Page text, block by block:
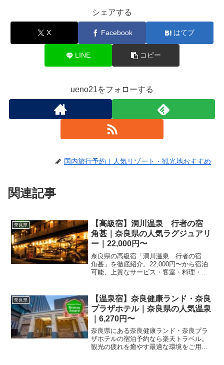
シェアする
X Facebook はてブ
LINE コピー
ueno21をフォローする
国内旅行予約｜人気リゾート・観光地おすすめ
関連記事
奈良県
【高級宿】洞川温泉 行者の宿
角甚｜奈良県の人気ラグジュアリ
ー｜22,000円〜
奈良県の高級宿「洞川温泉 行者の宿
角甚」を徹底紹介。22,000円〜から宿泊
可能、上質なサービス・客室・料理・レ
奈良県
【温泉宿】奈良健康ランド・奈良
プラザホテル｜奈良県の人気温泉
｜6,270円〜
奈良県にある奈良健康ランド・奈良プラ
ザホテルの宿泊予約なら楽天トラベル。
観光の疲れを癒やす最適な環境をご用意